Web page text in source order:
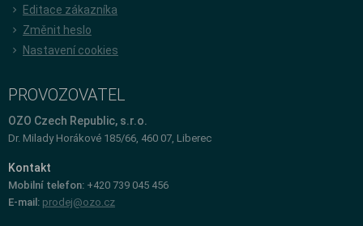
Editace zákazníka
Změnit heslo
Nastavení cookies
PROVOZOVATEL
OZO Czech Republic, s.r.o.
Dr. Milady Horákové 185/66, 460 07, Liberec
Kontakt
Mobilní telefon: +420 739 045 456
E-mail: prodej@ozo.cz